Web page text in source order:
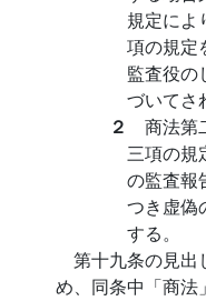
規定によ
項の規定
監査役の
づいてさ
２ 商法第
三項の規
の監査報
つき虚偽
する。
第十九条の見出
め、同条中「商法